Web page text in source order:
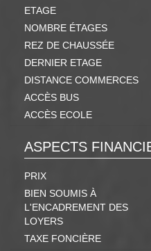
ETAGE
NOMBRE ÉTAGES
REZ DE CHAUSSÉE
DERNIER ETAGE
DISTANCE COMMERCES
ACCÈS BUS
ACCÈS ECOLE
ASPECTS
PRIX
BIEN SOUMIS À
L'ENCADREMENT DES
LOYERS
TAXE FONCIÈRE